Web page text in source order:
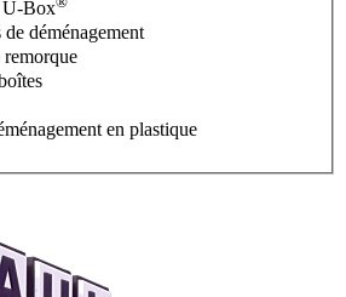
U-Box
de déménagement
remorque
en plastique